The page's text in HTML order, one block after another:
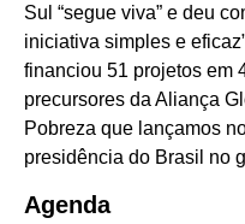
Sul “segue viva” e deu
iniciativa simples e
financiou 51 projetos em
precursores da Aliança
Pobreza que lançamos
presidência do Brasil no
Agenda